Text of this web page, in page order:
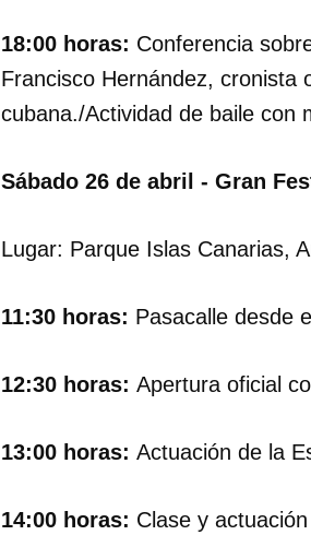
18:00 horas: Conferencia
Francisco Hernández, cronista
cubana./Actividad de baile con
Sábado 26 de abril - Gran
Lugar: Parque Islas Canarias,
11:30 horas: Pasacalle desde
12:30 horas: Apertura oficial
13:00 horas: Actuación de la
14:00 horas: Clase y